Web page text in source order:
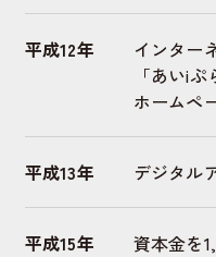
平成12年
インター
「あいi
ホームペ
平成13年 デジタル
平成15年 資本金を